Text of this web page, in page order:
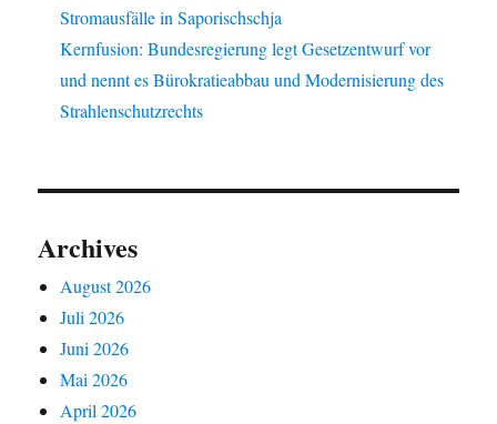
Stromausfälle in Saporischschja
Kernfusion: Bundesregierung legt Gesetzentwurf vor
und nennt es Bürokratieabbau und Modernisierung des
Strahlenschutzrechts
Archives
August 2026
Juli 2026
Juni 2026
Mai 2026
April 2026